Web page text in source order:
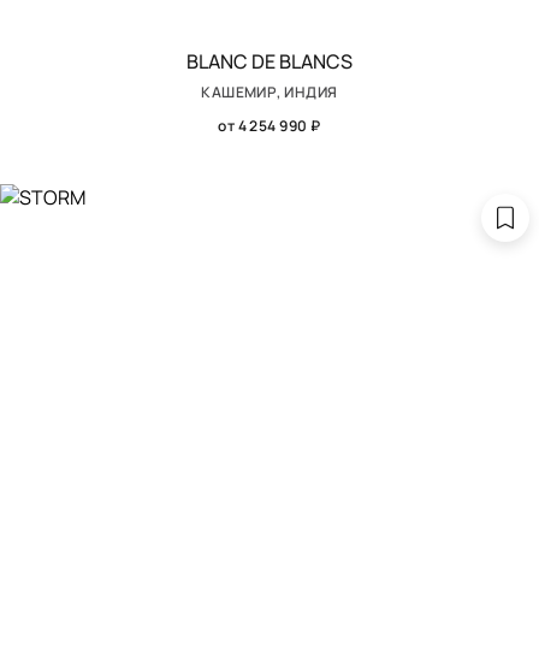
BLANC DE BLANCS
КАШЕМИР, ИНДИЯ
от 4 254 990 ₽